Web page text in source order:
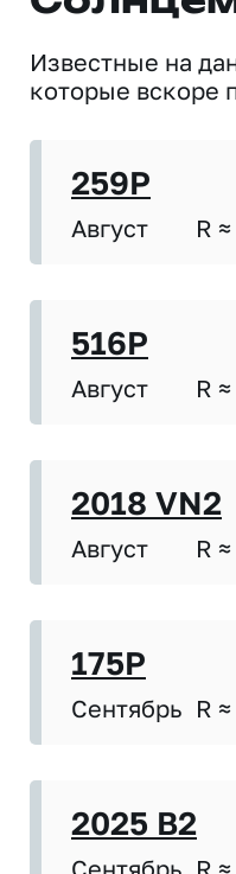
Известные на
которые вскоре
259P
Август R
516P
Август R
2018 VN2
Август R
175P
Сентябрь R
2025 B2
Сентябрь R